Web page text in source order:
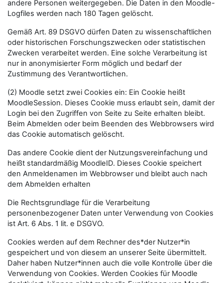
andere Personen weitergegeben. Die Daten in den Moodle-
Logfiles werden nach 180 Tagen gelöscht.
Gemäß Art. 89 DSGVO dürfen Daten zu wissenschaftlichen
oder historischen Forschungszwecken oder statistischen
Zwecken verarbeitet werden. Eine solche Verarbeitung ist
nur in anonymisierter Form möglich und bedarf der
Zustimmung des Verantwortlichen.
(2) Moodle setzt zwei Cookies ein: Ein Cookie heißt
MoodleSession. Dieses Cookie muss erlaubt sein, damit der
Login bei den Zugriffen von Seite zu Seite erhalten bleibt.
Beim Abmelden oder beim Beenden des Webbrowsers wird
das Cookie automatisch gelöscht.
Das andere Cookie dient der Nutzungsvereinfachung und
heißt standardmäßig MoodleID. Dieses Cookie speichert
den Anmeldenamen im Webbrowser und bleibt auch nach
dem Abmelden erhalten
Die Rechtsgrundlage für die Verarbeitung
personenbezogener Daten unter Verwendung von Cookies
ist Art. 6 Abs. 1 lit. e DSGVO.
Cookies werden auf dem Rechner des*der Nutzer*in
gespeichert und von diesem an unserer Seite übermittelt.
Daher haben Nutzer*innen auch die volle Kontrolle über die
Verwendung von Cookies. Werden Cookies für Moodle